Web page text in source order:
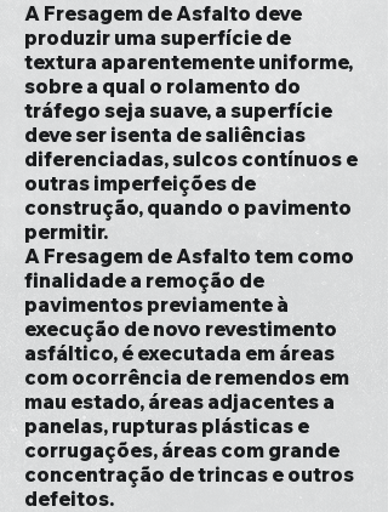
A Fresagem de Asfalto deve
produzir uma superfície de
textura aparentemente uniforme,
sobre a qual o rolamento do
tráfego seja suave, a superfície
deve ser isenta de saliências
diferenciadas, sulcos contínuos e
outras imperfeições de
construção, quando o pavimento
permitir.
A Fresagem de Asfalto tem como
finalidade a remoção de
pavimentos previamente à
execução de novo revestimento
asfáltico, é executada em áreas
com ocorrência de remendos em
mau estado, áreas adjacentes a
panelas, rupturas plásticas e
corrugações, áreas com grande
concentração de trincas e outros
defeitos.